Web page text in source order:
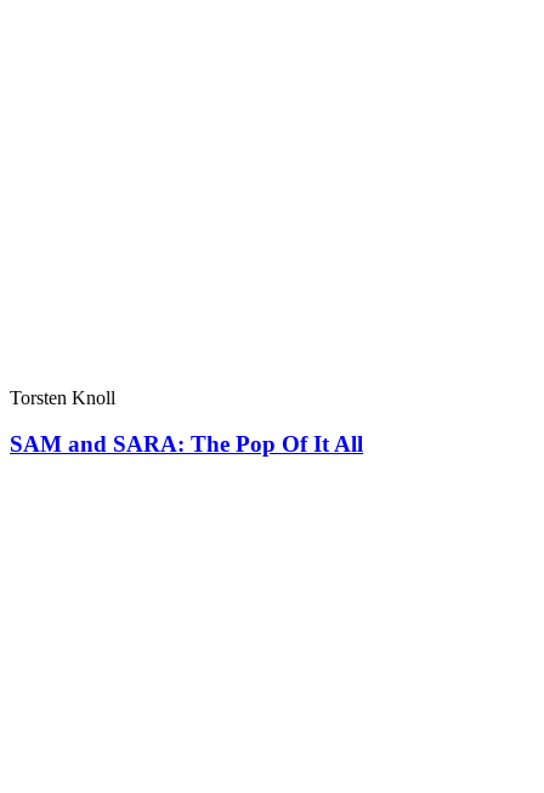
Torsten Knoll
SAM and SARA: The Pop Of It All